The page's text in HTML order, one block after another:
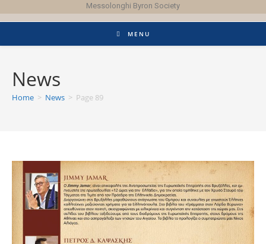
Messolonghi Byron Society
MENU
News
Home > News > Page 89